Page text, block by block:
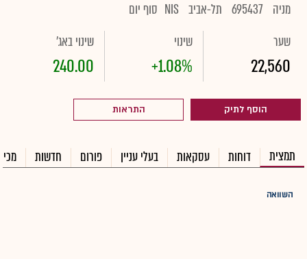
מניה 695437 תל-אביב NIS סוף יום
שער
22,560
שינוי
+1.08%
שינוי באג'
240.00
הוסף לתיק התראות
תמצית דוחות עסקאות בעלי עניין פורום חדשות
השוואה